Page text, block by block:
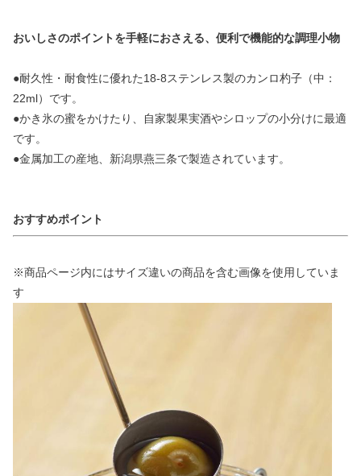
おいしさのポイントを手軽におさえる、便利で機能的な調理小物
●耐久性・耐食性に優れた18-8ステンレス製のカンロ杓子（中：
22ml）です。
●かき氷の蜜をかけたり、自家製果実酒やシロップの小分けに最適
です。
●金属加工の産地、新潟県燕三条で製造されています。
おすすめポイント
※商品ページ内にはサイズ違いの商品を含む画像を使用していま
す